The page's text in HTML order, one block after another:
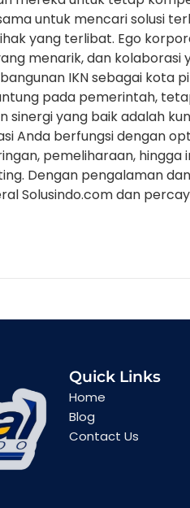
untuk mencari solusi
yang terlibat. Ego
menarik, dan
IKN sebagai kota
pada pemerintah,
sinergi yang baik adalah
Anda berfungsi dengan
pemeliharaan,
Dengan pengalaman
Solusindo.com dan
Quick Links
Home
Blog
Contact Us